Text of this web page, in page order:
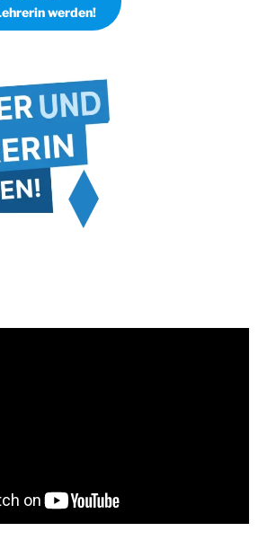
werden!